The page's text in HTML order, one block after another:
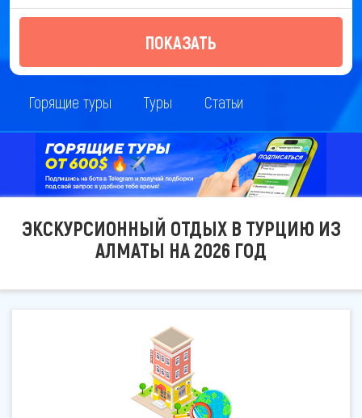
ПОКАЗАТЬ
Горящие туры Туры Статьи
ЭКСКУРСИОННЫЙ ОТДЫХ В ТУРЦИЮ ИЗ
АЛМАТЫ НА 2026 ГОД